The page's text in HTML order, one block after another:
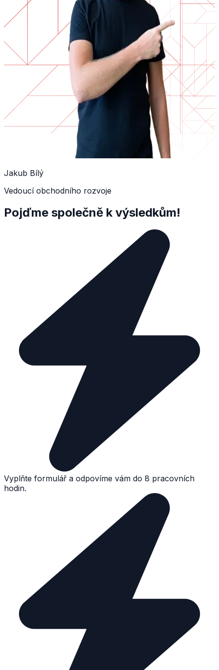
Jakub Bílý
Vedoucí obchodního rozvoje
Pojďme společně k výsledkům!
Vyplňte formulář a odpovíme vám do 8 pracovních
hodin.